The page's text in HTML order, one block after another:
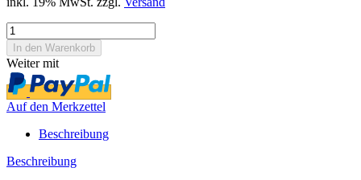
Weiter mit
Auf den Merkzettel
Beschreibung
Beschreibung